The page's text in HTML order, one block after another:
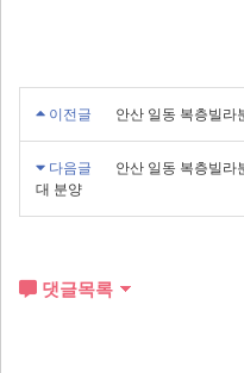
이전글
안산 일동 복층빌라
다음글
안산 일동 복층빌라
대 분양
댓글목록